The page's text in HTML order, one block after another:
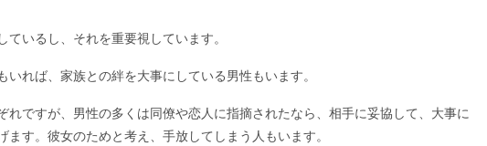
ているし、それを重要視しています。
いれば、家族との絆を大事にしている男性もいます。
れですが、男性の多くは同僚や恋人に指摘されたなら、相手に妥協して、大事に
ます。彼女のためと考え、手放してしまう人もいます。